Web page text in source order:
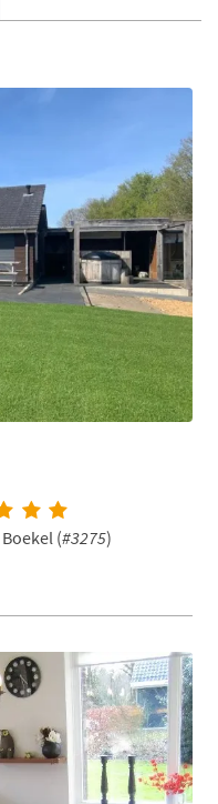
Boekel (#3275)